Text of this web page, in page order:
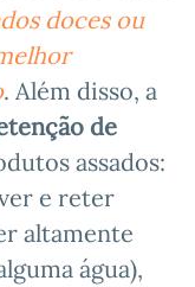
doces ou
. Além disso, a
de
assados:
e reter
altamente
água),